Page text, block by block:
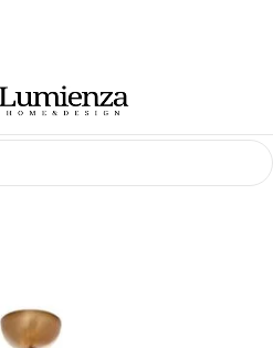
Fiyatına 3 Taksit Fırsatı